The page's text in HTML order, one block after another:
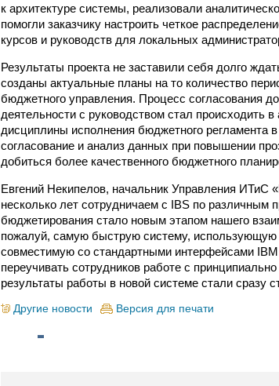
к архитектуре системы, реализовали
помогли заказчику настроить четкое
курсов и руководств для локальных
Результаты проекта не заставили себя долго
созданы актуальные планы на то количество
бюджетного управления. Процесс согласования
деятельности с руководством стал
дисциплины исполнения бюджетного регламента
согласование и анализ данных при повышении
добиться более качественного бюджетного
Евгений Некипелов, начальник Управления
несколько лет сотрудничаем с IBS по различным
бюджетирования стало новым этапом нашего
пожалуй, самую быструю систему, использующую
совместимую со стандартными интерфейсами
переучивать сотрудников работе с
результаты работы в новой системе стали сразу
Другие новости Версия для печати